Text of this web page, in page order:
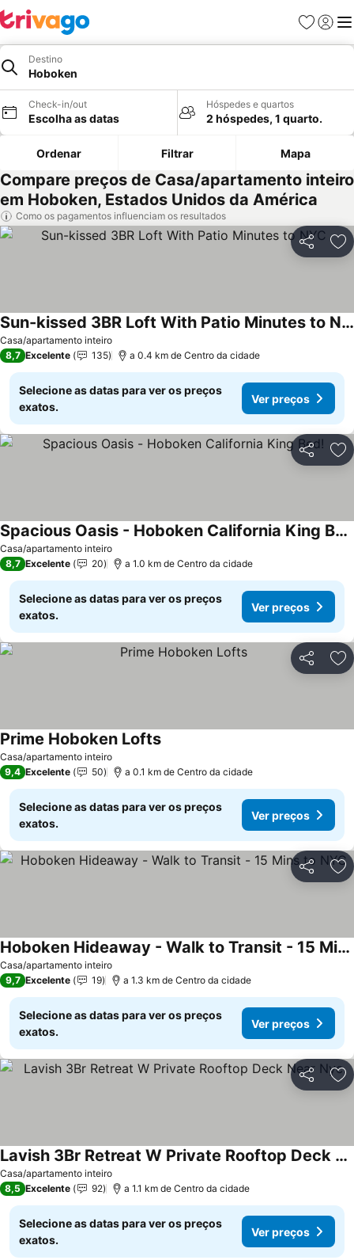
Favoritos
Iniciar
Destino
Hoboken
Check-in/out
Escolha as datas
Hóspedes e quartos
2 hóspedes, 1 quarto.
Ordenar Filtrar Mapa
Compare preços de Casa/apartamento inteiro
em Hoboken, Estados Unidos da América
Como os pagamentos influenciam os resultados
Partilhar
Casa/apartamento inteiro
Sun-kissed 3BR Loft With Patio Minutes to NYC
8,7 Excelente 135 a 0.4 km de Centro da cidade
Selecione as datas para ver os preços
exatos.
Ver preços
Partilhar
Casa/apartamento inteiro
Spacious Oasis - Hoboken California King Bed!
8,7 Excelente 20 a 1.0 km de Centro da cidade
Selecione as datas para ver os preços
exatos.
Ver preços
Partilhar
Casa/apartamento inteiro
Prime Hoboken Lofts
9,4 Excelente 50 a 0.1 km de Centro da cidade
Selecione as datas para ver os preços
exatos.
Ver preços
Partilhar
Casa/apartamento inteiro
Hoboken Hideaway - Walk to Transit - 15 Mins to NYC
9,7 Excelente 19 a 1.3 km de Centro da cidade
Selecione as datas para ver os preços
exatos.
Ver preços
Partilhar
Casa/apartamento inteiro
Lavish 3Br Retreat W Private Rooftop Deck Near Nyc
8,5 Excelente 92 a 1.1 km de Centro da cidade
Selecione as datas para ver os preços
exatos.
Ver preços